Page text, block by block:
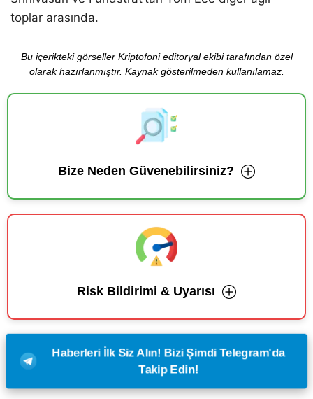
toplar arasında.
Bu içerikteki görseller Kriptofoni editoryal ekibi tarafından özel
olarak hazırlanmıştır. Kaynak gösterilmeden kullanılamaz.
Bize Neden Güvenebilirsiniz?
Risk Bildirimi & Uyarısı
Haberleri İlk Siz Alın! Bizi Şimdi Telegram'da
Takip Edin!